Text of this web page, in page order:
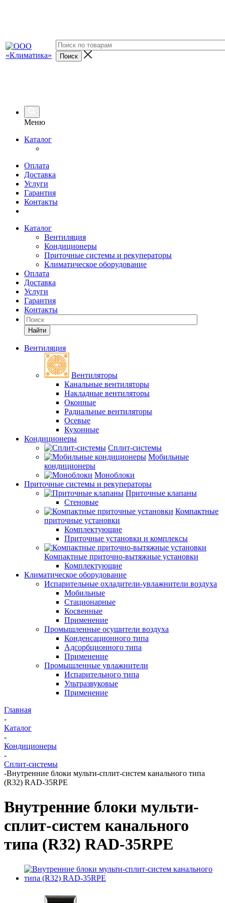
Меню
Каталог
Оплата
Доставка
Услуги
Гарантия
Контакты
Каталог
Вентиляция
Кондиционеры
Приточные системы и рекуператоры
Климатическое оборудование
Оплата
Доставка
Услуги
Гарантия
Контакты
Найти
Вентиляция
Вентиляторы
Канальные вентиляторы
Накладные вентиляторы
Оконные
Радиальные вентиляторы
Осевые
Кухонные
Кондиционеры
Сплит-системы
Мобильные
кондиционеры
Моноблоки
Приточные системы и рекуператоры
Приточные клапаны
Стеновые
Компактные
приточные установки
Комплектующие
Приточные установки и комплексы
Компактные приточно-вытяжные установки
Комплектующие
Климатическое оборудование
Испарительные охладители-увлажнители воздуха
Мобильные
Стационарные
Косвенные
Применение
Промышленные осушители воздуха
Конденсационного типа
Адсорбционного типа
Применение
Промышленные увлажнители
Испарительного типа
Ультразвуковые
Применение
Главная
-
Каталог
-
Кондиционеры
-
Сплит-системы
-Внутренние блоки мульти-сплит-систем канального типа
(R32) RAD-35RPE
Внутренние блоки мульти-
сплит-систем канального
типа (R32) RAD-35RPE